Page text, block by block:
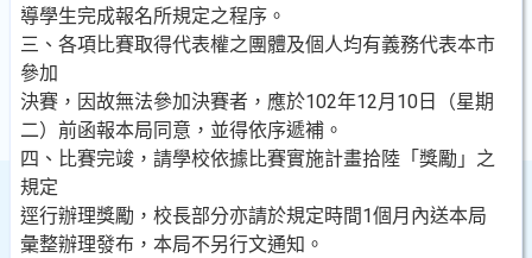
導學生完成報名所規定之程序。
三、各項比賽取得代表權之團體及個人均有義務代表本市
參加
決賽，因故無法參加決賽者，應於102年12月10日（星期
二）前函報本局同意，並得依序遞補。
四、比賽完竣，請學校依據比賽實施計畫拾陸「獎勵」之
規定
逕行辦理獎勵，校長部分亦請於規定時間1個月內送本局
彙整辦理發布，本局不另行文通知。